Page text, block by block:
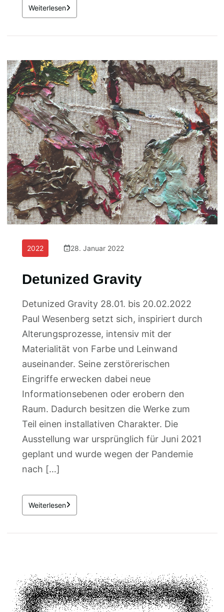
Weiterlesen
2022 28. Januar 2022
Detunized Gravity
Detunized Gravity 28.01. bis 20.02.2022
Paul Wesenberg setzt sich, inspiriert durch
Alterungsprozesse, intensiv mit der
Materialität von Farbe und Leinwand
auseinander. Seine zerstörerischen
Eingriffe erwecken dabei neue
Informationsebenen oder erobern den
Raum. Dadurch besitzen die Werke zum
Teil einen installativen Charakter. Die
Ausstellung war ursprünglich für Juni 2021
geplant und wurde wegen der Pandemie
nach […]
Weiterlesen